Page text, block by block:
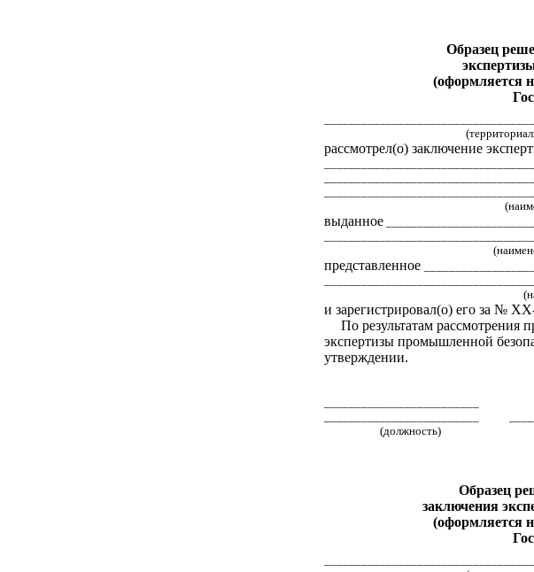
Образец
(оформляется
рассмотрел(о) заключение
выданное
представленное
и зарегистрировал(о) его за
По результатам рассмотрения
экспертизы промышленной
утверждении.
(должность)
Образец
заключения
(оформляется